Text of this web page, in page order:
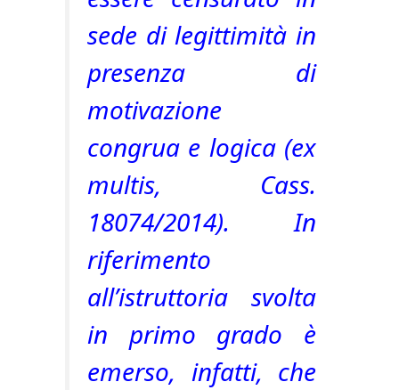
sede di legittimità in
presenza di
motivazione
congrua e logica (ex
multis, Cass.
18074/2014). In
riferimento
all’istruttoria svolta
in primo grado è
emerso, infatti, che